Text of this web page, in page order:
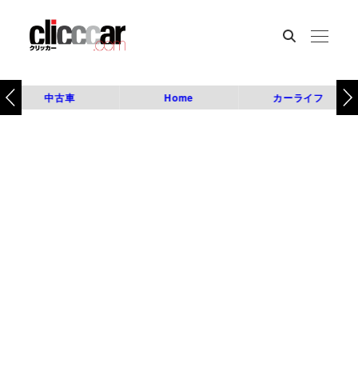
中古車 Home カーライフ